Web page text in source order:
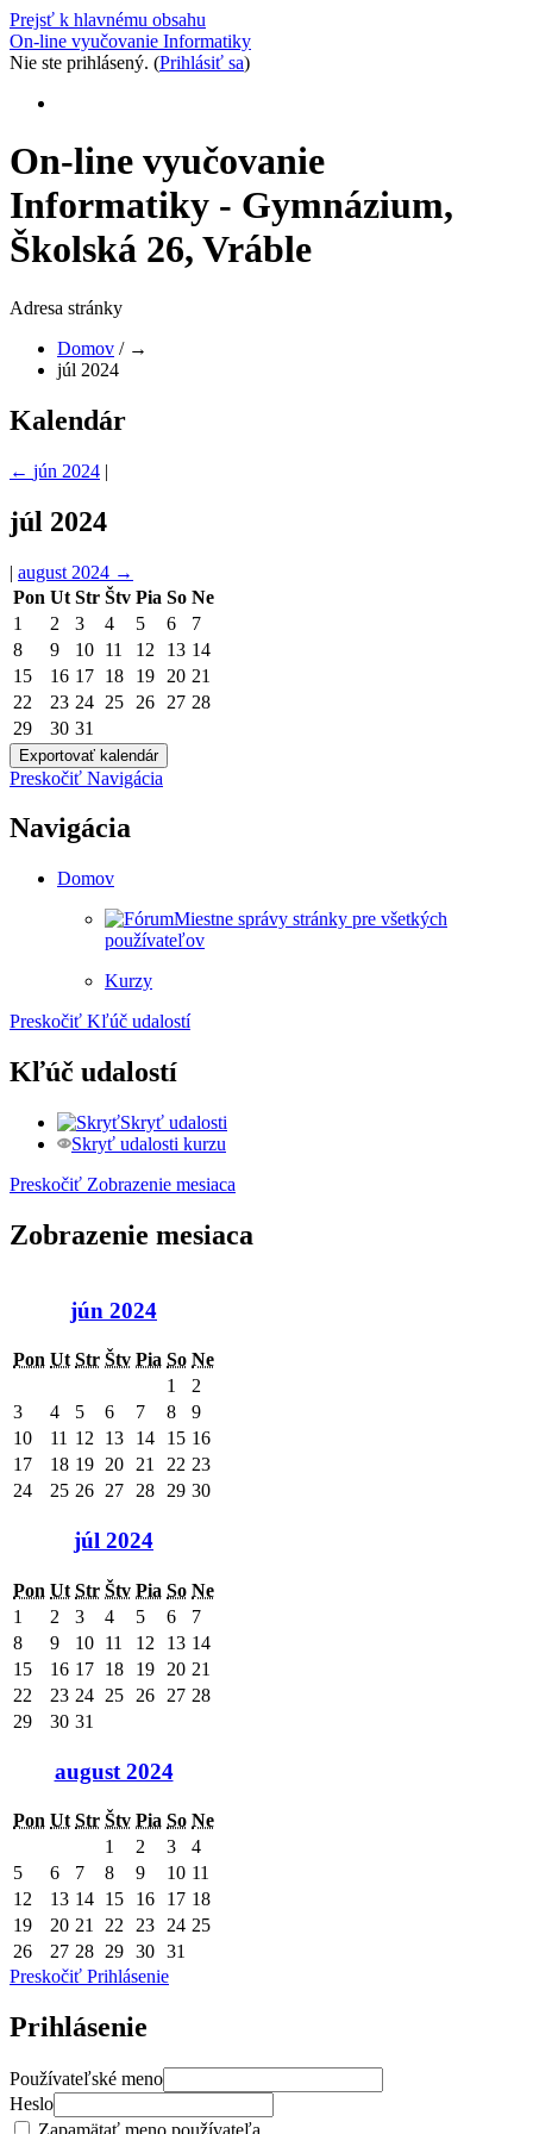
Prejsť k hlavnému obsahu
On-line vyučovanie Informatiky
Nie ste prihlásený. (Prihlásiť sa)
On-line vyučovanie
Informatiky - Gymnázium,
Školská 26, Vráble
Adresa stránky
Domov / →
júl 2024
Kalendár
← jún 2024 |
júl 2024
| august 2024 →
Pon Ut Str Štv Pia So Ne
1
2 3 4 5 6
7
8
9 10 11 12 13 14
15
16 17 18 19 20 21
22
23 24 25 26 27 28
29
30 31
Preskočiť Navigácia
Navigácia
Domov
Miestne správy stránky pre všetkých
používateľov
Kurzy
Preskočiť Kľúč udalostí
Kľúč udalostí
Skryť udalosti
Skryť udalosti kurzu
Preskočiť Zobrazenie mesiaca
Zobrazenie mesiaca
jún 2024
Pon Ut Str Štv Pia So Ne
1
2
3
4 5 6 7 8
9
10
11 12 13 14 15 16
17
18 19 20 21 22 23
24
25 26 27 28 29 30
júl 2024
Pon Ut Str Štv Pia So Ne
1
2 3 4 5 6
7
8
9 10 11 12 13 14
15
16 17 18 19 20 21
22
23 24 25 26 27 28
29
30 31
august 2024
Pon Ut Str Štv Pia So Ne
1
2 3
4
5
6 7 8 9 10 11
12
13 14 15 16 17 18
19
20 21 22 23 24 25
26
27 28 29 30 31
Preskočiť Prihlásenie
Prihlásenie
Používateľské meno
Heslo
Zapamätať meno používateľa